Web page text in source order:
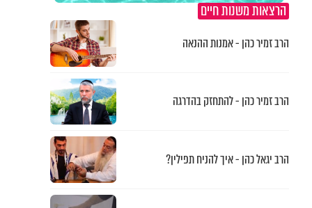
הרצאות משנות חיים
הרב זמיר כהן - אמנות ההנאה
הרב זמיר כהן - להתחזק בהדרגה
הרב יגאל כהן - איך להניח תפילין?